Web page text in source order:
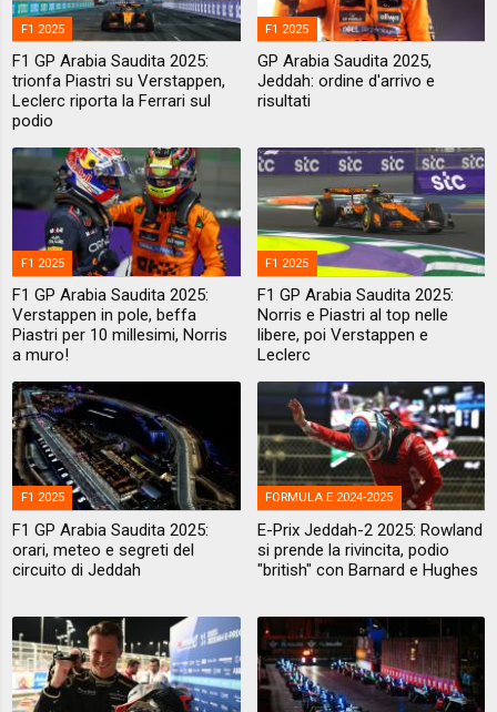
F1 2025
F1 GP Arabia Saudita 2025:
trionfa Piastri su Verstappen,
Leclerc riporta la Ferrari sul
podio
F1 2025
GP Arabia Saudita 2025,
Jeddah: ordine d'arrivo e
risultati
F1 2025
F1 GP Arabia Saudita 2025:
Verstappen in pole, beffa
Piastri per 10 millesimi, Norris
a muro!
F1 2025
F1 GP Arabia Saudita 2025:
Norris e Piastri al top nelle
libere, poi Verstappen e
Leclerc
F1 2025
F1 GP Arabia Saudita 2025:
orari, meteo e segreti del
circuito di Jeddah
FORMULA E 2024-2025
E-Prix Jeddah-2 2025: Rowland
si prende la rivincita, podio
"british" con Barnard e Hughes